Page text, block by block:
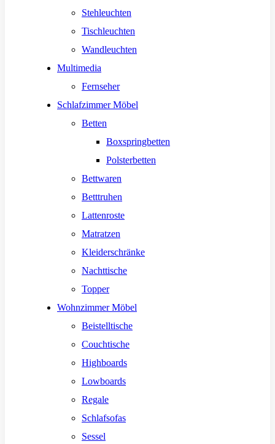
Stehleuchten
Tischleuchten
Wandleuchten
Multimedia
Fernseher
Schlafzimmer Möbel
Betten
Boxspringbetten
Polsterbetten
Bettwaren
Betttruhen
Lattenroste
Matratzen
Kleiderschränke
Nachttische
Topper
Wohnzimmer Möbel
Beistelltische
Couchtische
Highboards
Lowboards
Regale
Schlafsofas
Sessel